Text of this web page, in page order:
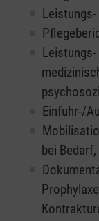
Einfuhr-/
bei